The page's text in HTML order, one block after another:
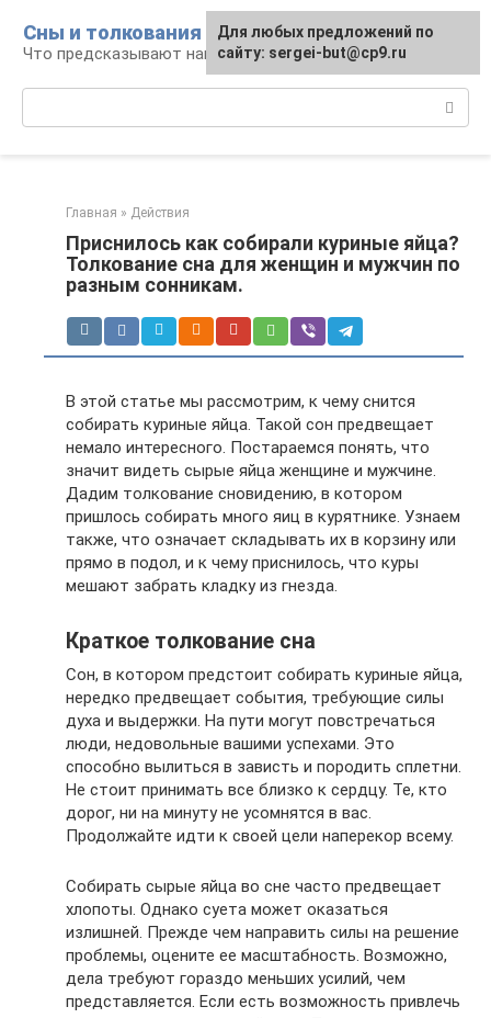
контенту
Сны и толкования
Что предсказывают нам наши сны
Главная » Действия
Приснилось как собирали куриные яйца?
Толкование сна для женщин и мужчин по
разным сонникам.
В этой статье мы рассмотрим, к чему снится
собирать куриные яйца. Такой сон предвещает
немало интересного. Постараемся понять, что
значит видеть сырые яйца женщине и мужчине.
Дадим толкование сновидению, в котором
пришлось собирать много яиц в курятнике. Узнаем
также, что означает складывать их в корзину или
прямо в подол, и к чему приснилось, что куры
мешают забрать кладку из гнезда.
Краткое толкование сна
Сон, в котором предстоит собирать куриные яйца,
нередко предвещает события, требующие силы
духа и выдержки. На пути могут повстречаться
люди, недовольные вашими успехами. Это
способно вылиться в зависть и породить сплетни.
Не стоит принимать все близко к сердцу. Те, кто
дорог, ни на минуту не усомнятся в вас.
Продолжайте идти к своей цели наперекор всему.
Собирать сырые яйца во сне часто предвещает
хлопоты. Однако суета может оказаться
излишней. Прежде чем направить силы на решение
проблемы, оцените ее масштабность. Возможно,
дела требуют гораздо меньших усилий, чем
представляется. Если есть возможность привлечь
Для любых предложений по
сайту: sergei-but@cp9.ru